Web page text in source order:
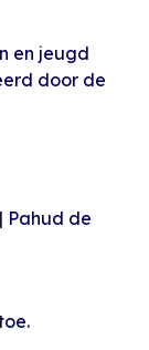
en jeugd
door de
Pahud de